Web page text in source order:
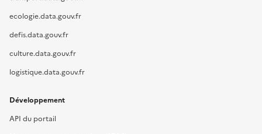
ecologie.data.gouv.fr
defis.data.gouv.fr
culture.data.gouv.fr
logistique.data.gouv.fr
Développement
API du portail